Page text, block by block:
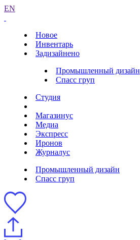
EN
Новое
Инвентарь
Задизайнено
Промышленный дизайн
Спасс груп
Студия
Магазинус
Медиа
Экспресс
Иронов
Журналус
Промышленный дизайн
Спасс груп